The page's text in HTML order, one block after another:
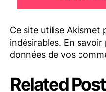
Ce site utilise Akismet
indésirables. En savoir
données de vos
Related Post